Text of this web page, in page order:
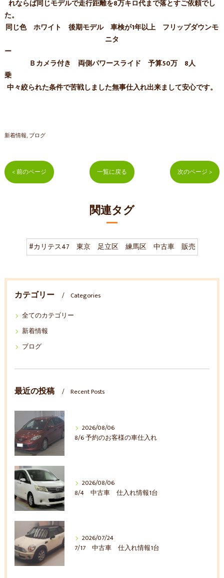
れならば同じモデルで走行距離を8万キロ代まで落とすご依頼でし
た
同じ色 ホワイト 後期モデル 車検が1年以上 フリップダウンモ
ニタ
Ｂカメラ付き 両側パワースライド 予算50万 8人
中々絞られた条件で苦戦しました無事仕入れ出来まして安心です。
新着情報 ブログ
< 前のページ 一覧に戻る 次のページ >
関連タグ
#カリテス47 東京 足立区 練馬区 中古車 販売
カテゴリー
Categories
全てのカテゴリー
新着情報
ブログ
最近の投稿 Recent Posts
2026/08/06
8/6 予約のお客様の車仕入れ
2026/08/06
8/4 中古車 仕入れ情報1台
2026/07/24
7/17 中古車 仕入れ情報1台